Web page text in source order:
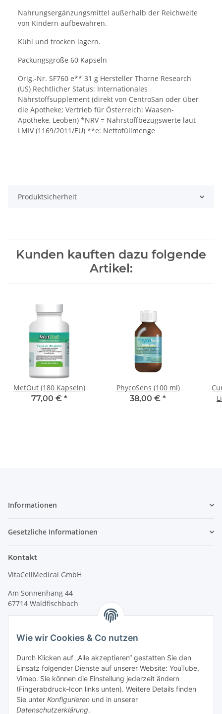
Wie wir Cookies & Co nutzen
Durch Klicken auf „Alle akzeptieren“ gestatten Sie den
Einsatz folgender Dienste auf unserer Website: YouTube,
Vimeo. Sie können die Einstellung jederzeit ändern
(Fingerabdruck-Icon links unten). Weitere Details finden
Sie unter Konfigurieren und in unserer
Datenschutzerklärung.
Nahrungsergänzungsmittel außerhalb der Reichweite
von Kindern aufbewahren.
Kühl und trocken lagern.
Packungsgröße 60 Kapseln
Orig.-Nr. SF760 e** 31 g Hersteller Thorne Research
(US) Rechtlicher Status: Internationales
Nährstoffsupplement (direkt von CentroSan oder über
die Apotheke; Vertrieb für Österreich: Waasen-
Apotheke, Leoben) *NRV = Nährstoffbezugswerte laut
LMIV (1169/2011/EU) **e: Nettofüllmenge
Produktsicherheit
Kunden kauften dazu folgende
Artikel:
MetOut (180 Kapseln)
77,00 € *
PhycoSens (100 ml)
38,00 € *
Informationen
Gesetzliche Informationen
Kontakt
VitaCellMedical GmbH
Am Sonnenhang 44
67714 Waldfischbach
Fax+49 6333 99090 33
info@vitacellmedical.com
Erreichbarkeit
Mo – Fr 08:00 Uhr – 17:00 Uhr
Außerhalb dieser Zeit unter
info@vitacellmedical.com